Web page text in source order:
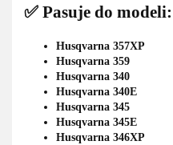
✅ Pasuje do modeli:
Husqvarna 357XP
Husqvarna 359
Husqvarna 340
Husqvarna 340E
Husqvarna 345
Husqvarna 345E
Husqvarna 346XP